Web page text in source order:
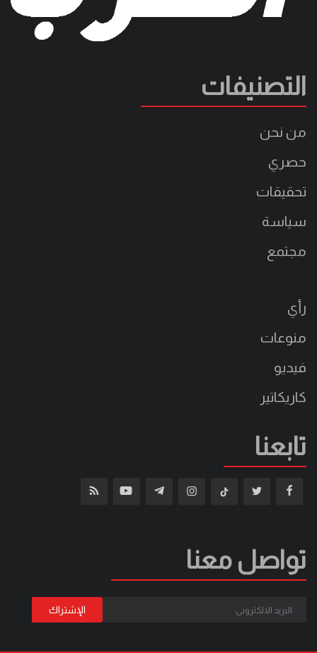
التصنيفات
من نحن
حصري
تحقيقات
سياسة
مجتمع
رأي
منوعات
فيديو
كاريكاتير
تابعنا
تواصل معنا